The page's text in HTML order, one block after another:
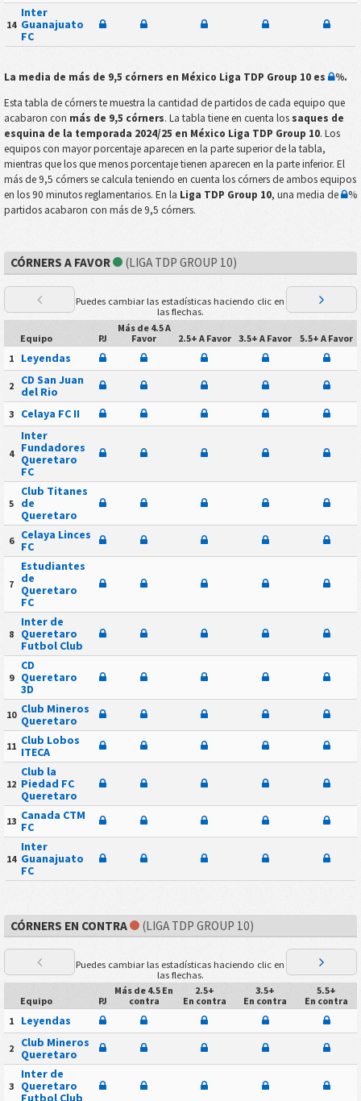
14
Inter
Guanajuato
FC
La media de más de 9,5 córners en México Liga TDP Group 10 es %.
Esta tabla de córners te muestra la cantidad de partidos de cada equipo que
acabaron con más de 9,5 córners. La tabla tiene en cuenta los saques de
esquina de la temporada 2024/25 en México Liga TDP Group 10. Los
equipos con mayor porcentaje aparecen en la parte superior de la tabla,
mientras que los que menos porcentaje tienen aparecen en la parte inferior. El
más de 9,5 córners se calcula teniendo en cuenta los córners de ambos equipos
en los 90 minutos reglamentarios. En la Liga TDP Group 10, una media de
%
partidos acabaron con más de 9,5 córners.
CÓRNERS A FAVOR (LIGA TDP GROUP 10)
Puedes cambiar las estadísticas haciendo clic en
las flechas.
Equipo PJ
Más de 4.5 A
Favor
2.5+ A Favor 3.5+ A Favor
5.5+ A Favor
1
Leyendas
2
CD San Juan
del Rio
3 Celaya FC II
4
Inter
Fundadores
Queretaro
FC
5
Club Titanes
de
Queretaro
6
Celaya Linces
FC
7
Estudiantes
de
Queretaro
FC
8
Inter de
Queretaro
Futbol Club
9
CD
Queretaro
3D
10 Club Mineros
Queretaro
11 Club Lobos
ITECA
12
Club la
Piedad FC
Queretaro
13 Canada CTM
FC
14
Inter
Guanajuato
FC
CÓRNERS EN CONTRA (LIGA TDP GROUP 10)
Puedes cambiar las estadísticas haciendo clic en
las flechas.
Equipo PJ
Más de 4.5 En
contra
2.5+
En contra
3.5+
En contra
5.5+
En contra
1
Leyendas
2
Club Mineros
Queretaro
3
Inter de
Queretaro
Futbol Club